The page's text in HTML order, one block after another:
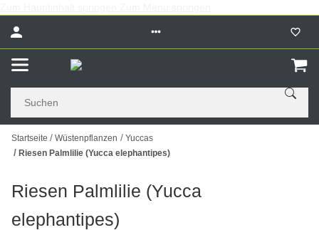
Startseite Wüstenpflanzen
Yuccas
Riesen Palmlilie (Yucca elephantipes)
Riesen Palmlilie (Yucca
elephantipes)